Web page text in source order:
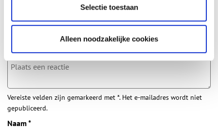
Selectie toestaan
Alleen noodzakelijke cookies
Aanvullingen
Vul deze informatie aan of geef een reactie.
Vereiste velden zijn gemarkeerd met *. Het e-mailadres wordt niet
gepubliceerd.
Naam *